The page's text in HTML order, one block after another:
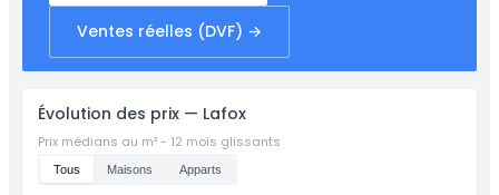
Ventes réelles (DVF) →
Évolution des prix — Lafox
Prix médians au m² - 12 mois glissants
Tous Maisons Apparts